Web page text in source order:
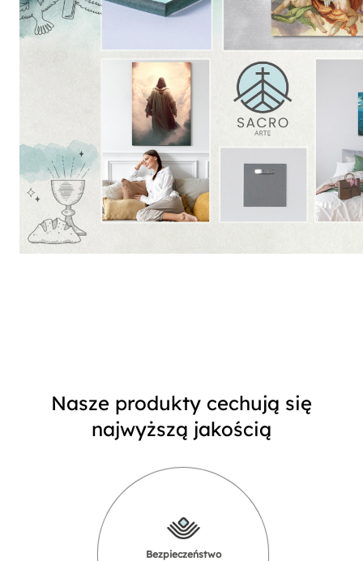
Nasze produkty cechują się
najwyższą jakością
Bezpieczeństwo